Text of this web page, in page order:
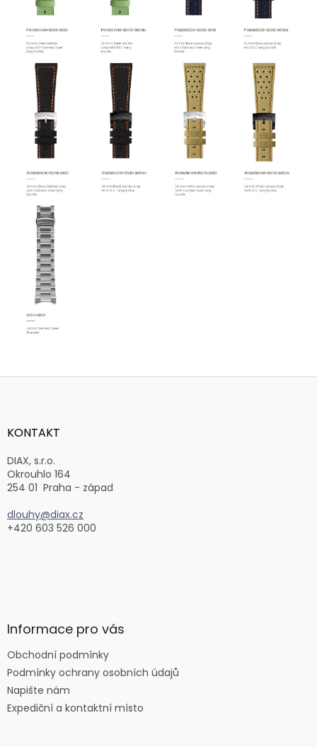
Z
aKONTAKT
DIAX, s.r.o.
Okrouhlo 164
254 01 Praha - západ
dlouhy@diax.cz
+420 603 526 000
Informace pro vás
Obchodní podmínky
Podmínky ochrany osobních údajů
Napište nám
Expediční a kontaktní místo